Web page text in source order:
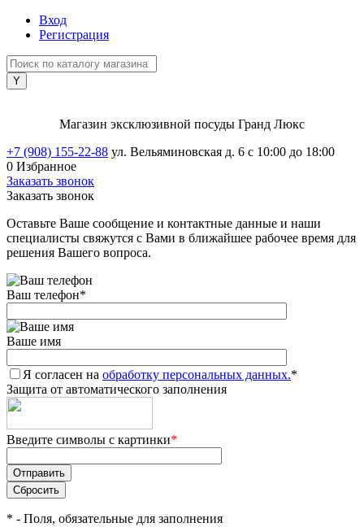
Вход
Регистрация
Магазин эксклюзивной посуды Гранд Люкс
+7 (908) 155-22-88 ул. Вельяминовская д. 6 с 10:00 до 18:00
0 Избранное
Заказать звонок
Заказать звонок
Оставьте Ваше сообщение и контактные данные и наши
специалисты свяжутся с Вами в ближайшее рабочее время для
решения Вашего вопроса.
Ваш телефон*
Ваше имя
Я согласен на обработку персональных данных.*
Защита от автоматического заполнения
Введите символы с картинки*
* - Поля, обязательные для заполнения